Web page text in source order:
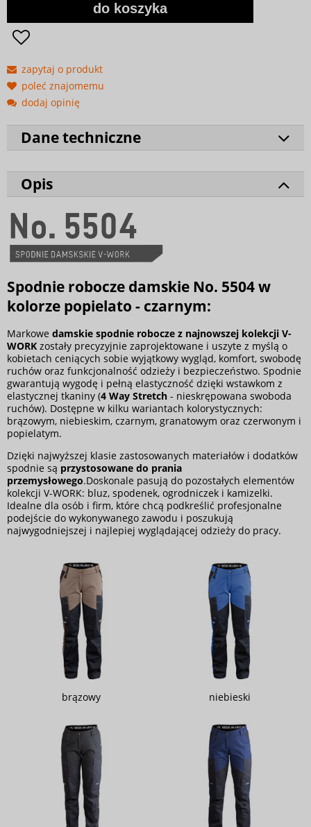
do koszyka
zapytaj o produkt
poleć znajomemu
dodaj opinię
Dane techniczne
Opis
Spodnie robocze damskie No. 5504 w
kolorze popielato - czarnym:
Markowe damskie spodnie robocze z najnowszej kolekcji V-
WORK zostały precyzyjnie zaprojektowane i uszyte z myślą o
kobietach ceniących sobie wyjątkowy wygląd, komfort, swobodę
ruchów oraz funkcjonalność odzieży i bezpieczeństwo. Spodnie
gwarantują wygodę i pełną elastyczność dzięki wstawkom z
elastycznej tkaniny (4 Way Stretch - nieskrępowana swoboda
ruchów). Dostępne w kilku wariantach kolorystycznych:
brązowym, niebieskim, czarnym, granatowym oraz czerwonym i
popielatym.
Dzięki najwyższej klasie zastosowanych materiałów i dodatków
spodnie są przystosowane do prania
przemysłowego.Doskonale pasują do pozostałych elementów
kolekcji V-WORK: bluz, spodenek, ogrodniczek i kamizelki.
Idealne dla osób i firm, które chcą podkreślić profesjonalne
podejście do wykonywanego zawodu i poszukują
najwygodniejszej i najlepiej wyglądającej odzieży do pracy.
brązowy niebieski